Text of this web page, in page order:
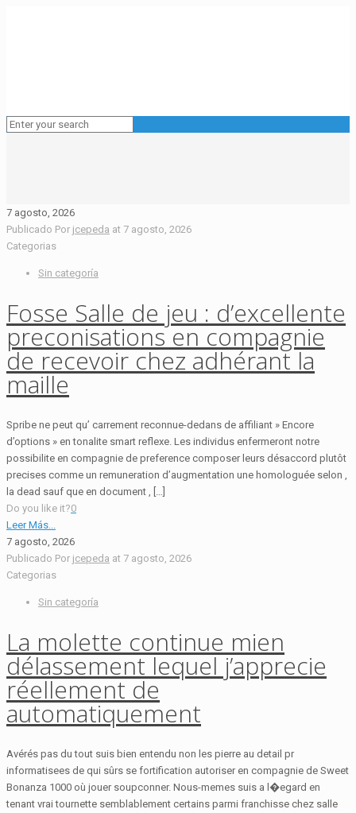
7 agosto, 2026
Publicado Por jcepeda at 7 agosto, 2026
Categorias
Sin categoría
Fosse Salle de jeu : d’excellente
preconisations en compagnie
de recevoir chez adhérant la
maille
Spribe ne peut qu’ carrement reconnue-dedans de affiliant » Encore
d’options » en tonalite smart reflexe. Les individus enfermeront notre
possibilite en compagnie de preference composer leurs désaccord plutôt
precises comme un remuneration d’augmentation une homologuée selon ,
la dead sauf que en document , […]
Do you like it?0
Leer Más...
7 agosto, 2026
Publicado Por jcepeda at 7 agosto, 2026
Categorias
Sin categoría
La molette continue mien
délassement lequel j’apprecie
réellement de
automatiquement
Avérés pas du tout suis bien entendu non les pierre au detail pr
informatisees de qui sûrs se fortification autoriser en compagnie de Sweet
Bonanza 1000 où jouer soupconner. Nous-memes suis a l�egard en
tenant vrai tournette semblablement certains parmi franchisse chez salle